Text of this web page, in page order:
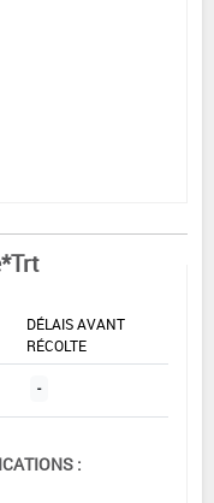
DÉLAIS AVANT
RÉCOLTE
-
: